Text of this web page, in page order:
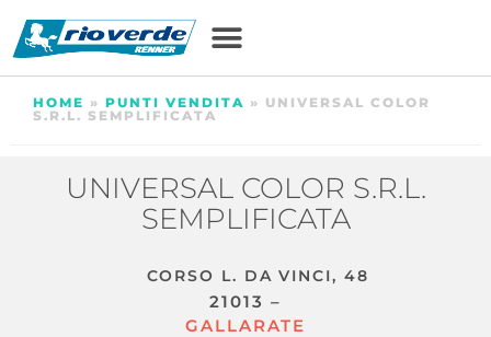
HOME » PUNTI VENDITA » UNIVERSAL COLOR
S.R.L. SEMPLIFICATA
UNIVERSAL COLOR S.R.L.
SEMPLIFICATA
CORSO L. DA VINCI, 48
21013 –
GALLARATE